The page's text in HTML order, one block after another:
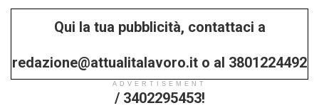
Qui la tua pubblicità, contattaci a
redazione@attualitalavoro.it o al 3801224492
/ 3402295453!
ADVERTISEMENT